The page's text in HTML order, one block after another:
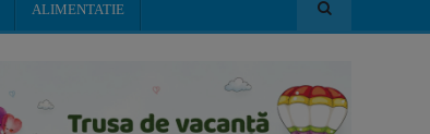
ALIMENTATIE